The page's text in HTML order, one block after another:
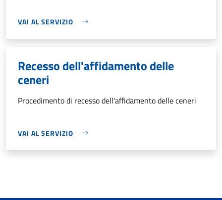
VAI AL SERVIZIO
Recesso dell'affidamento delle
ceneri
Procedimento di recesso dell'affidamento delle ceneri
VAI AL SERVIZIO